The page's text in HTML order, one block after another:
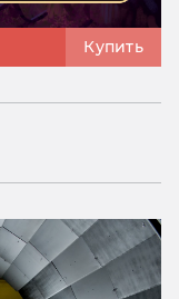
Купить